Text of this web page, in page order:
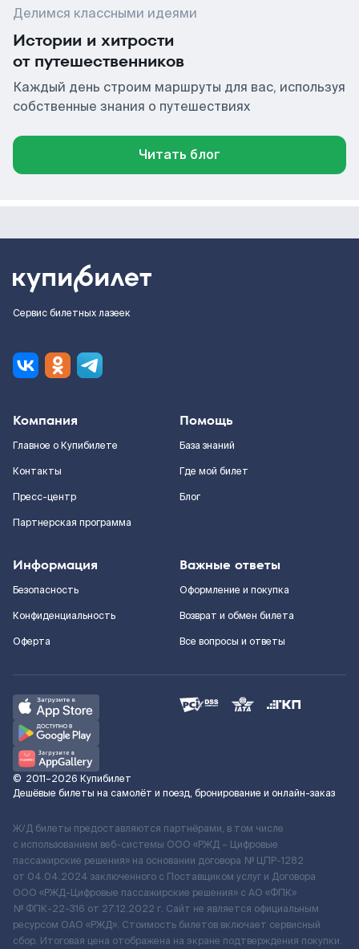
Делимся классными идеями
Истории и хитрости
от путешественников
Каждый день строим маршруты для вас, используя
собственные знания о путешествиях
Читать блог
Сервис билетных лазеек
Компания
Главное о Купибилете
Контакты
Пресс-центр
Партнерская программа
Помощь
База знаний
Где мой билет
Блог
Информация
Безопасность
Конфиденциальность
Оферта
Важные ответы
Оформление и покупка
Возврат и обмен билета
Все вопросы и ответы
© 2011–2026 Купибилет
Дешёвые билеты на самолёт и поезд, бронирование и онлайн-заказ
Ж/Д билеты предоставляются партнёрами, в том числе
с использованием веб-системы ООО «РЖД – Цифровые
пассажирские решения» на основании договора № ЦПР-1282
от 04.04.2024 заключенного с Поставщиком услуг и Договора
ООО «РЖД-Цифровые пассажирские решения» c АО «ФПК»
№ ФПК-22-316 от 27.12.2022 г. Сайт не является официальным
ресурсом ОАО «РЖД». Стоимость билетов включает сервисный
сбор. Итоговая цена отображена на экране подтверждения покупки.